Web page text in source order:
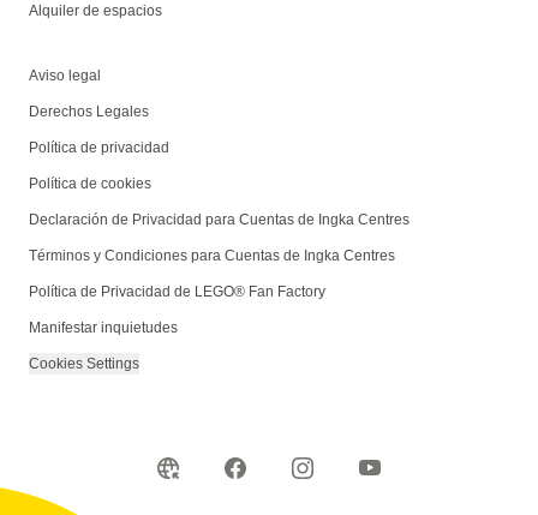
Alquiler de espacios
Aviso legal
Derechos Legales
Política de privacidad
Política de cookies
Declaración de Privacidad para Cuentas de Ingka Centres
Términos y Condiciones para Cuentas de Ingka Centres
Política de Privacidad de LEGO® Fan Factory
Manifestar inquietudes
Cookies Settings